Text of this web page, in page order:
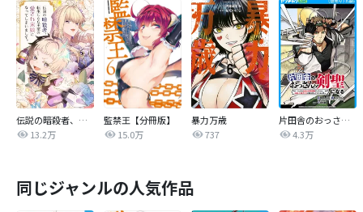
伝説の暗殺者、転生したら王家の愛され末娘になってしまいまして。【タテヨミ】
13.2万
監禁王【分冊版】
15.0万
暴力万歳
737
片田舎のおっさん、剣聖になる～ただの田舎の剣術師範だったのに、大成した弟子たちが俺を放ってくれない件～(話売り)
4.3万
同じジャンルの人気作品